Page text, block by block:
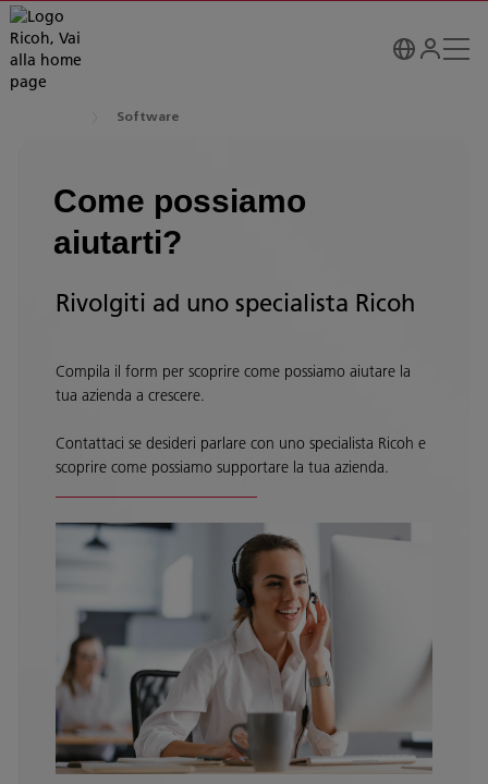
Software
Come possiamo
aiutarti?
Rivolgiti ad uno specialista Ricoh
Compila il form per scoprire come possiamo aiutare la
tua azienda a crescere.
Contattaci se desideri parlare con uno specialista Ricoh e
scoprire come possiamo supportare la tua azienda.